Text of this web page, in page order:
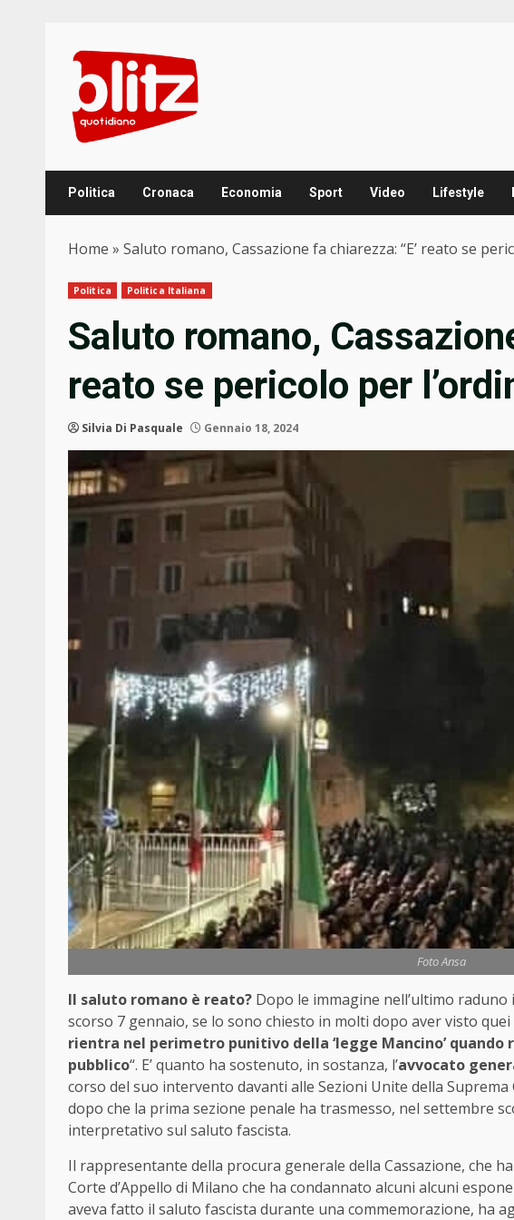
content
Politica Cronaca Economia Sport Video Lifestyle
Home » Saluto romano, Cassazione fa chiarezza: “E’ reato se
Politica Politica Italiana
Saluto romano,
reato se pericolo per
Silvia Di Pasquale Gennaio 18, 2024
Foto Ansa
Il saluto romano è reato? Dopo le immagine nell’ultimo
scorso 7 gennaio, se lo sono chiesto in molti dopo aver visto quei
rientra nel perimetro punitivo della ‘legge Mancino’ quando
pubblico“. E’ quanto ha sostenuto, in sostanza, l’avvocato
corso del suo intervento davanti alle Sezioni Unite della
dopo che la prima sezione penale ha trasmesso, nel settembre
interpretativo sul saluto fascista.
Il rappresentante della procura generale della Cassazione, che
Corte d’Appello di Milano che ha condannato alcuni alcuni
aveva fatto il saluto fascista durante una commemorazione, ha